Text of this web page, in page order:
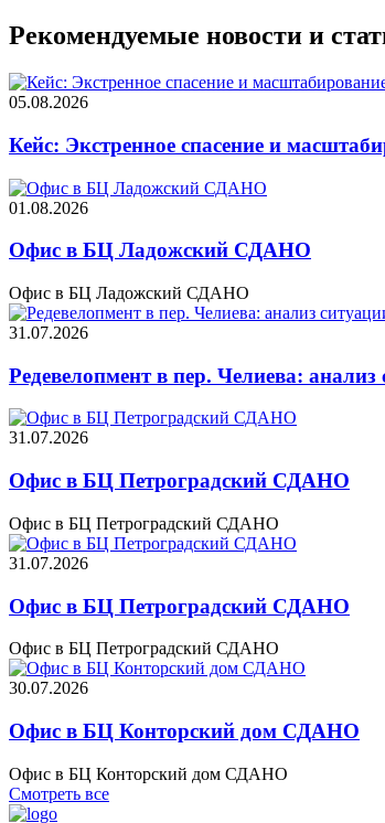
Рекомендуемые новости и
05.08.2026
Кейс: Экстренное спасение и
01.08.2026
Офис в БЦ Ладожский СДАНО
Офис в БЦ Ладожский СДАНО
31.07.2026
Редевелопмент в пер. Челиева:
31.07.2026
Офис в БЦ Петроградский СДАНО
Офис в БЦ Петроградский СДАНО
31.07.2026
Офис в БЦ Петроградский СДАНО
Офис в БЦ Петроградский СДАНО
30.07.2026
Офис в БЦ Конторский дом СДАНО
Офис в БЦ Конторский дом СДАНО
Смотреть все